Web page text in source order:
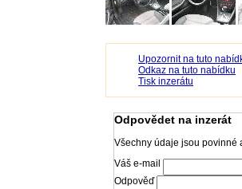
Upozornit na tuto
Odkaz na tuto nabídku
Tisk inzerátu